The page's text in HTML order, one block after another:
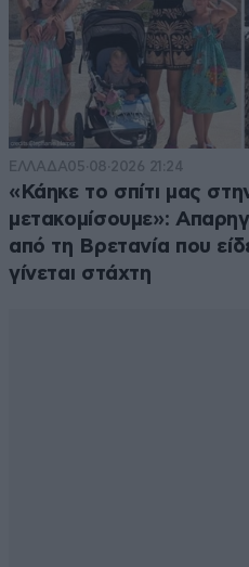
ΕΛΛΑΔΑ05·08·2026 21:24
«Κάηκε το σπίτι μας
μετακομίσουμε»:
από τη Βρετανία που
γίνεται στάχτη